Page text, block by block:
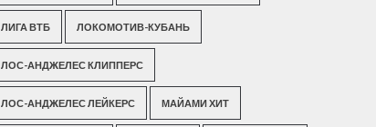
ЛИГА ВТБ ЛОКОМОТИВ-КУБАНЬ
ЛОС-АНДЖЕЛЕС КЛИППЕРС
ЛОС-АНДЖЕЛЕС ЛЕЙКЕРС МАЙАМИ ХИТ